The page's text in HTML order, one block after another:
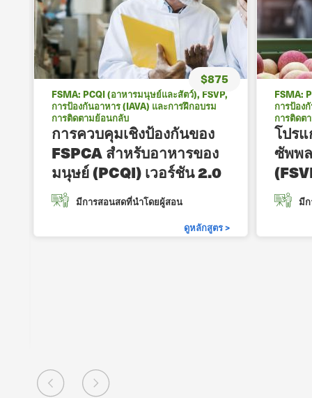
$875
FSMA: PCQI (อาหารมนุษย์และสัตว์), FSVP,
การป้องกันอาหาร (IAVA) และการฝึกอบรม
การติดตามย้อนกลับ
การควบคุมเชิงป้องกันของ
FSPCA สำหรับอาหารของ
มนุษย์ (PCQI) เวอร์ชัน 2.0
มีการสอนสดที่นําโดยผู้สอน
ดูหลักสูตร >
FSMA:
การป้อง
การติดต
โปร
ซัพพ
มี